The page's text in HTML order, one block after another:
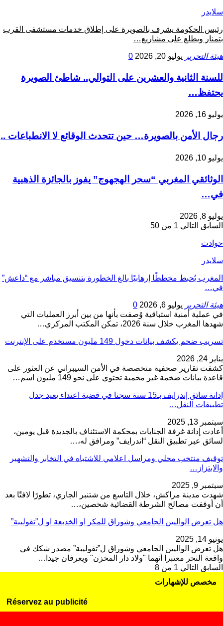
سلايدر
رئيس الحكومة يشرف بالصويرة على إطلاق خدمات مستشفى القرب
بتمنار ويطلع على مشاريع…
هيئة التحرير يوليو 20, 2026 0
للسنة الثانية والعشرين على التوالي.. شاطئ الصويرة
يحتفظ…
يوليو 16, 2026
رجال الأمن بالصويرة… حين تتحدث الوقائع لا الانطباعات ..
يوليو 10, 2026
الوثائقي المغربي “سحر الهجهوج” يفوز بالجائزة الذهبية
في…
يوليو 8, 2026
السابق التالي 1 من 50
حوادث
سلايدر
المغرب يُحبط مخططًا إرهابيًا بالغ الخطورة بتنسيق مباشر مع “داعش”
في…
هيئة التحرير يوليو 6, 2026
0
في عملية أمنية استباقية وُصفت بأنها من بين أبرز العمليات التي
شهدها المغرب خلال سنة 2026، تمكن المكتب المركزي…
تسريب ضخم يكشف بيانات دخول 149 مليون مستخدم على الإنترنت
يناير 24, 2026
كشفت تقارير صحفية متخصصة في الأمن السيبراني عن العثور على
قاعدة بيانات ضخمة غير محمية تحتوي على نحو 149 مليون اسم…
إدانة سائق إندرايف بـ15 سنة سجنا في قضية اعتداء يعيد جدل
تطبيقات النقل…
سبتمبر 13, 2025
أعادت إدانة غرفة الجنايات بمحكمة الاستئناف بالجديدة قبل يومين،
لسائق عبر تطبيق النقل “اندرايف” ومرافق له،…
توقيف منتخب محلي ومراسل اعلامي للاشتباه في التخابر والتشهير
والابتزاز…
سبتمبر 9, 2025
شهدت مدينة مراكش، خلال التاسع من شتنبر الجاري، تطورًا لافتًا بعد
أن أوقفت مصالح الشرطة القضائية شخصين،…
هل تعرض الواليين الجامعي وشوراق للمكر او الخدبعة او ل”تقوليبة”
يونيو 14, 2025
هل تعرض الواليين الجامعي وشوراق ل”تقوليبة” مصدر شكك في
واقعة النحر معتبرا أنهما "ولاد دار المخزن" ويعرفان جيدا…
السابق التالي 1 من 8
مخصص للإشهارات
Réservez au publicité